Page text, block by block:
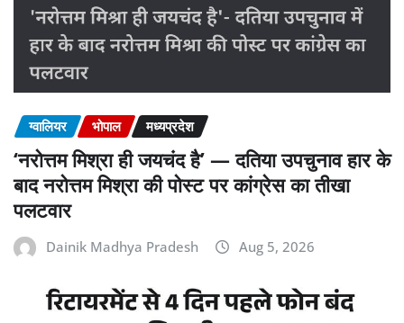
ग्वालियर भोपाल मध्यप्रदेश
‘नरोत्तम मिश्रा ही जयचंद है’ — दतिया उपचुनाव हार के
बाद नरोत्तम मिश्रा की पोस्ट पर कांग्रेस का तीखा
पलटवार
Dainik Madhya Pradesh Aug 5, 2026